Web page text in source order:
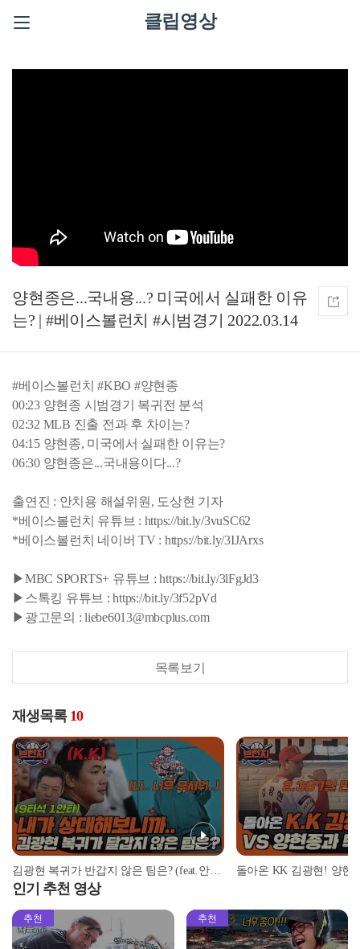
클립영상
양현종은...국내용...? 미국에서 실패한 이유
는? | #베이스볼런치 #시범경기 2022.03.14
#베이스볼런치 #KBO #양현종
00:23 양현종 시범경기 복귀전 분석
02:32 MLB 진출 전과 후 차이는?
04:15 양현종, 미국에서 실패한 이유는?
06:30 양현종은...국내용이다...?
출연진 : 안치용 해설위원, 도상현 기자
*베이스볼런치 유튜브 : https://bit.ly/3vuSC62
*베이스볼런치 네이버 TV : https://bit.ly/3IJArxs
▶MBC SPORTS+ 유튜브 : https://bit.ly/3lFgJd3
▶스톡킹 유튜브 : https://bit.ly/3f52pVd
▶광고문의 : liebe6013@mbcplus.com
목록보기
재생목록 10
김광현 복귀가 반갑지 않은 팀은? (feat.안치용 vs 김광현 상대전적) | #베이스볼런치 2022.03.11
인기 추천 영상
추천 추천